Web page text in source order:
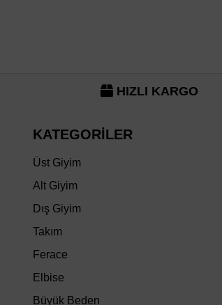
HIZLI KARGO
KATEGORİLER
Üst Giyim
Alt Giyim
Dış Giyim
Takım
Ferace
Elbise
Büyük Beden